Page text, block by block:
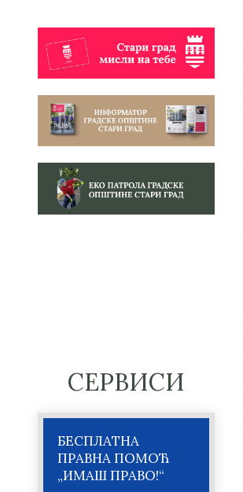
СЕРВИСИ
БЕСПЛАТНА
ПРАВНА ПОМОЋ
„ИМАШ ПРАВО!“